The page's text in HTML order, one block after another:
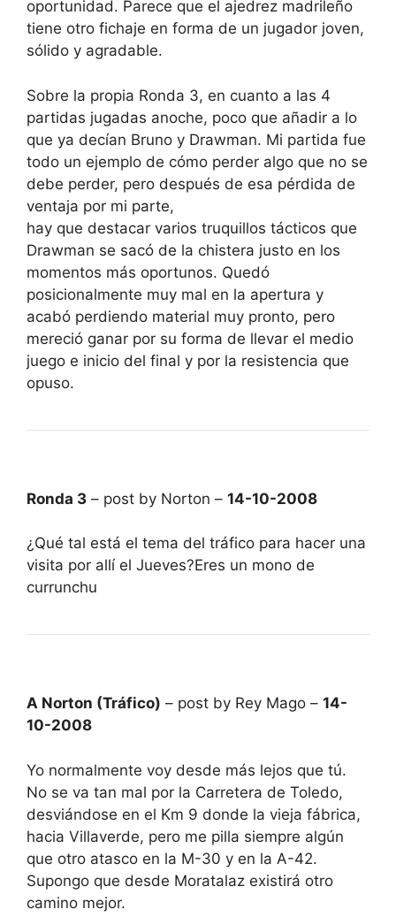
oportunidad. Parece que el ajedrez madrileño
tiene otro fichaje en forma de un jugador joven,
sólido y agradable.
Sobre la propia Ronda 3, en cuanto a las 4
partidas jugadas anoche, poco que añadir a lo
que ya decían Bruno y Drawman. Mi partida fue
todo un ejemplo de cómo perder algo que no se
debe perder, pero después de esa pérdida de
ventaja por mi parte,
hay que destacar varios truquillos tácticos que
Drawman se sacó de la chistera justo en los
momentos más oportunos. Quedó
posicionalmente muy mal en la apertura y
acabó perdiendo material muy pronto, pero
mereció ganar por su forma de llevar el medio
juego e inicio del final y por la resistencia que
opuso.
Ronda 3 – post by Norton – 14-10-2008
¿Qué tal está el tema del tráfico para hacer una
visita por allí el Jueves?Eres un mono de
currunchu
A Norton (Tráfico) – post by Rey Mago – 14-
10-2008
Yo normalmente voy desde más lejos que tú.
No se va tan mal por la Carretera de Toledo,
desviándose en el Km 9 donde la vieja fábrica,
hacia Villaverde, pero me pilla siempre algún
que otro atasco en la M-30 y en la A-42.
Supongo que desde Moratalaz existirá otro
camino mejor.